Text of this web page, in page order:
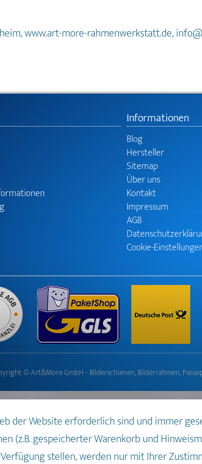
www.art-more-rahmenwerkstatt.de,
Informationen
Blog
Hersteller
Sitemap
Über uns
Kontakt
Impressum
AGB
Cookie-
© Art&More GmbH - Bilderschienen, Bilderrahmen,
der Website erforderlich sind und immer
(z.B. gespeicherter Warenkorb und
stellen, werden nur mit Ihrer